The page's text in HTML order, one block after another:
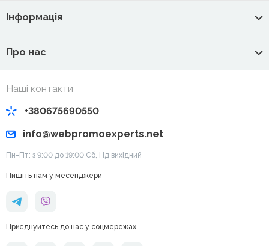
Інформація
Про нас
Наші контакти
+380675690550
info@webpromoexperts.net
Пн-Пт: з 9:00 до 19:00 Cб, Нд вихідний
Пишіть нам у месенджери
Приєднуйтесь до нас у соцмережах